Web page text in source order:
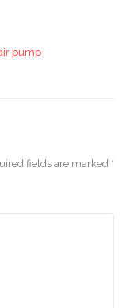
pump
fields are marked *